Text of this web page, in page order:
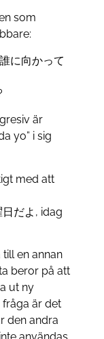
som
誰に向かって
är
yo” i sig
med att
日だよ, idag
till en annan
beror på att
ut ny
fråga är det
den andra